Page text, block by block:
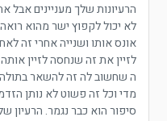
הרעיונות שלך מעניינים
לא יכול לקפוץ ישר מהוא
אונס אותו ושנייה אחרי זה
לזיין את זה שנחסה לזיין
ה שחשוב לה זה להשאר
מדי וכל זה פשוט לא נותן
סיפור הוא כבר נגמר. הרעיון